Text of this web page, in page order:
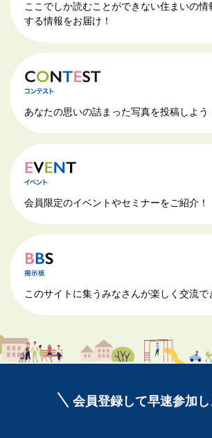
ここでしか読むことができない住まいの情
する情報をお届け！
あなたの思いの詰まった写真を投稿しよう
会員限定のイベントやセミナーをご紹介！
このサイトに集うみなさんが楽しく交流で
会員登録して早速参加